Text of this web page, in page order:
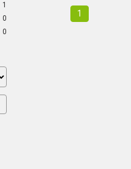
1
0
0
1